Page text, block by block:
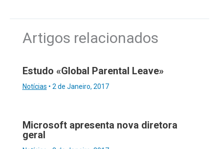
Artigos relacionados
Estudo «Global Parental Leave»
Notícias • 2 de Janeiro, 2017
Microsoft apresenta nova diretora
geral